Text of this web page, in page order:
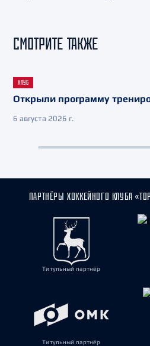
СМОТРИТЕ ТАКЖЕ
КЛУБ
Открыли программу
6 августа 2026 г.
ПАРТНЁРЫ ХОККЕЙНОГО КЛУБА
Титульный партнёр
Титульный партнёр